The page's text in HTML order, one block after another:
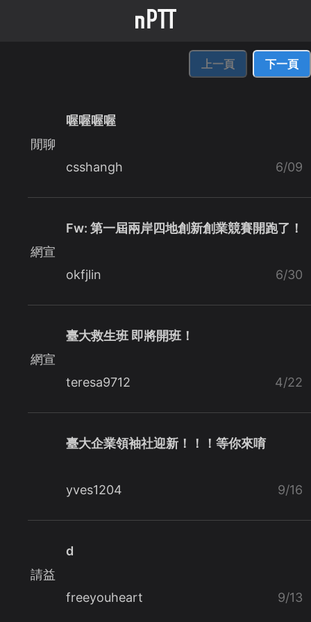
上一頁 下一頁
閒聊
喔喔喔喔
csshangh 6/09
網宣
Fw: 第一屆兩岸四地創新創業競賽開跑了！
okfjlin 6/30
網宣
臺大救生班 即將開班！
teresa9712 4/22
臺大企業領袖社迎新！！！等你來唷
yves1204 9/16
請益
d
freeyouheart 9/13